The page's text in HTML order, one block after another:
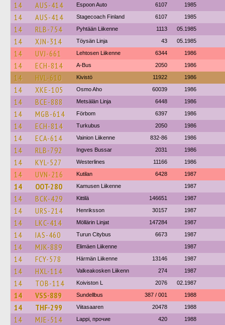
14 AUS-414 Espoon Auto 6107 1985
14 AUS-414 Stagecoach Finland 6107 1985
14 RLB-754 Pyhtään Liikenne 1113 05.1985
14 XJN-314 Töysän Linja 43 05.1985
14 UVJ-661 Lehtosen Liikenne 6344 1986
14 ECH-814 A-Bus 2050 1986
14 HVL-610 Kivistö 11922 1986
14 XKE-105 Osmo Aho 60039 1986
14 BCE-888 Metsälän Linja 6448 1986
14 MGB-614 Förbom 6397 1986
14 ECH-814 Turkubus 2050 1986
14 ECA-614 Vainion Liikenne 832-86 1986
14 RLB-792 Ingves Bussar 2031 1986
14 KYL-527 Westerlines 11166 1986
14 UVN-216 Kutilan 6428 1987
14 OOT-280 Kamusen Liikenne 1987
14 BCK-429 Kittilä 146651 1987
14 URS-214 Henriksson 30157 1987
14 LKC-414 Möllärin Linjat 147284 1987
14 IAS-460 Turun Citybus 6673 1987
14 MJK-889 Elimäen Liikenne 1987
14 FCY-578 Härmän Liikenne 13146 1987
14 HXL-114 Valkeakosken Liikenn 274 1987
14 TOB-114 Koiviston L 2076 02.1987
14 VSS-889 Sundellbus 387 / 001 1988
14 THF-299 Viitasaaren 20478 1988
14 MJE-514 Lappi, прочие 420 1988